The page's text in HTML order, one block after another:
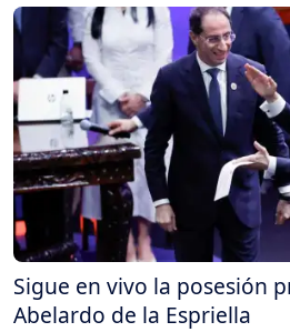
Sigue en vivo la posesión
Abelardo de la Espriella